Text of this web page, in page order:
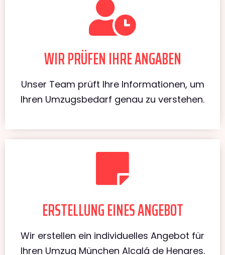
WIR PRÜFEN IHRE ANGABEN
Unser Team prüft Ihre Informationen, um
Ihren Umzugsbedarf genau zu verstehen.
ERSTELLUNG EINES ANGEBOT
Wir erstellen ein individuelles Angebot für
Ihren Umzug München Alcalá de Henares.